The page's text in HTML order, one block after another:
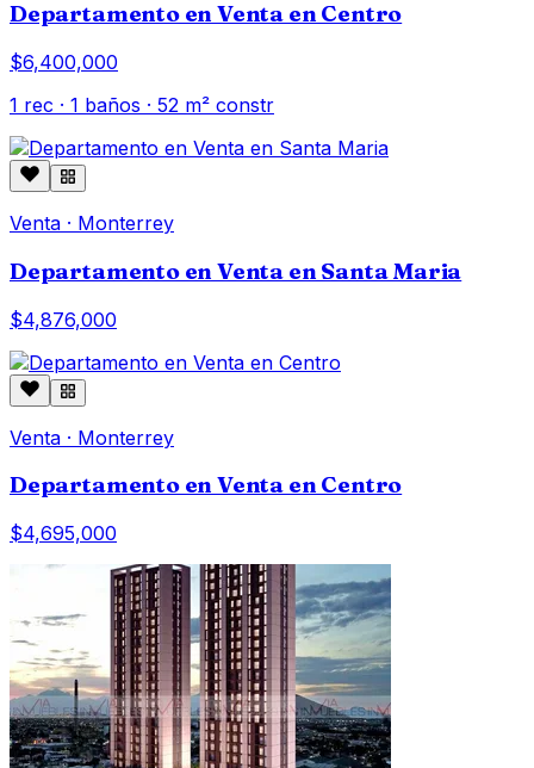
Departamento en Venta en Centro
$6,400,000
1 rec · 1 baños · 52 m² constr
Venta · Monterrey
Departamento en Venta en Santa Maria
$4,876,000
Venta · Monterrey
Departamento en Venta en Centro
$4,695,000